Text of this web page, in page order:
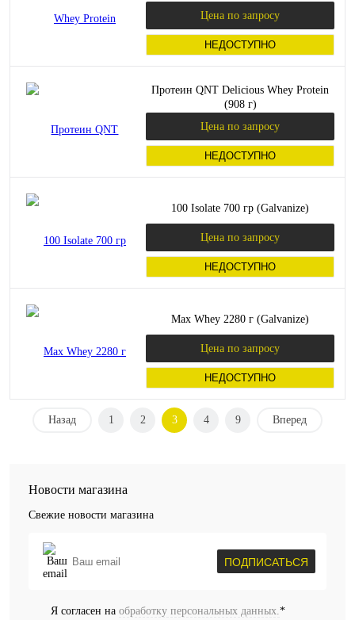
Цена по запросу
НЕДОСТУПНО
Протеин QNT Delicious Whey Protein
(908 г)
Цена по запросу
НЕДОСТУПНО
100 Isolate 700 гр (Galvanize)
Цена по запросу
НЕДОСТУПНО
Max Whey 2280 г (Galvanize)
Цена по запросу
НЕДОСТУПНО
Назад 1 2 3 4 9 Вперед
Новости магазина
Свежие новости магазина
ПОДПИСАТЬСЯ
Я согласен на обработку персональных данных. *